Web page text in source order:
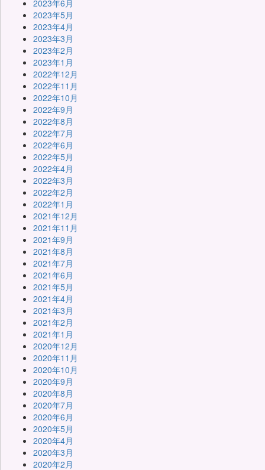
2023年6月
2023年5月
2023年4月
2023年3月
2023年2月
2023年1月
2022年12月
2022年11月
2022年10月
2022年9月
2022年8月
2022年7月
2022年6月
2022年5月
2022年4月
2022年3月
2022年2月
2022年1月
2021年12月
2021年11月
2021年9月
2021年8月
2021年7月
2021年6月
2021年5月
2021年4月
2021年3月
2021年2月
2021年1月
2020年12月
2020年11月
2020年10月
2020年9月
2020年8月
2020年7月
2020年6月
2020年5月
2020年4月
2020年3月
2020年2月